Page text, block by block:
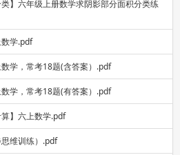
类】六年级上册数学求阴影部分面积分类练
数学.pdf
数学，常考18题(含答案）.pdf
数学，常考18题(有答案）.pdf
算】六上数学.pdf
思维训练）.pdf